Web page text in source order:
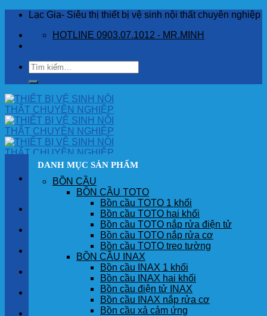
Skip
content
Lạc Gia- Siêu thị thiết bị vệ sinh nội thất chuyên nghiệp
HOTLINE 0903.07.1012 - MR.MINH
Tìm
kiếm:
SẢN PHẨM
GÓC KHÁCH HÀNG
DANH MỤC SẢN PHẨM
BỒN CẦU
BỒN CẦU TOTO
Bồn cầu TOTO 1 khối
Bồn cầu TOTO hai khối
Bồn cầu TOTO nắp rửa điện tử
Bồn cầu TOTO nắp rửa cơ
Bồn cầu TOTO treo tường
BỒN CẦU INAX
Bồn cầu INAX 1 khối
Bồn cầu INAX hai khối
Bồn cầu điện tử INAX
Bồn cầu INAX nắp rửa cơ
Bồn cầu xả cảm ứng